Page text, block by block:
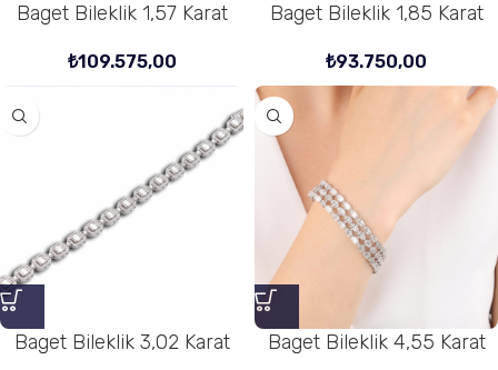
Baget Bileklik 1,57 Karat
₺109.575,00
Baget Bileklik 1,85 Karat
₺93.750,00
Baget Bileklik 3,02 Karat Baget Bileklik 4,55 Karat